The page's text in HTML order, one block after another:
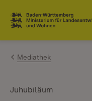
Zum Inhalt
Link zur Startseite
Mediathek
Juhubiläum